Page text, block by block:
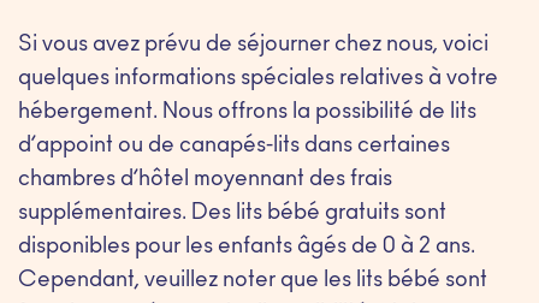
Si vous avez prévu de séjourner chez nous, voici
quelques informations spéciales relatives à votre
hébergement. Nous offrons la possibilité de lits
d’appoint ou de canapés-lits dans certaines
chambres d’hôtel moyennant des frais
supplémentaires. Des lits bébé gratuits sont
disponibles pour les enfants âgés de 0 à 2 ans.
Cependant, veuillez noter que les lits bébé sont